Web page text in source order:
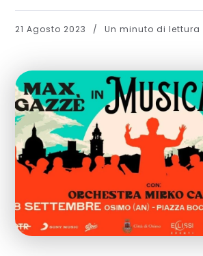
21 Agosto 2023 Un minuto di lettura